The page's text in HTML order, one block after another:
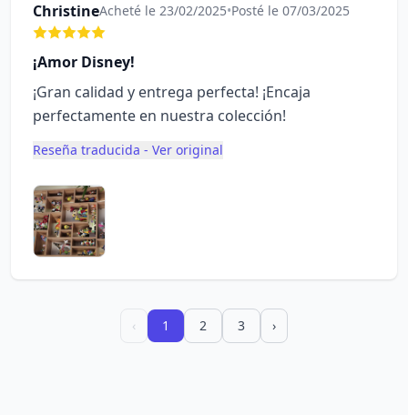
ChristineAcheté le 23/02/2025•Posté le 07/03/2025
¡Amor Disney!
¡Gran calidad y entrega perfecta! ¡Encaja
perfectamente en nuestra colección!
Reseña traducida - Ver original
‹ 1 2 3 ›